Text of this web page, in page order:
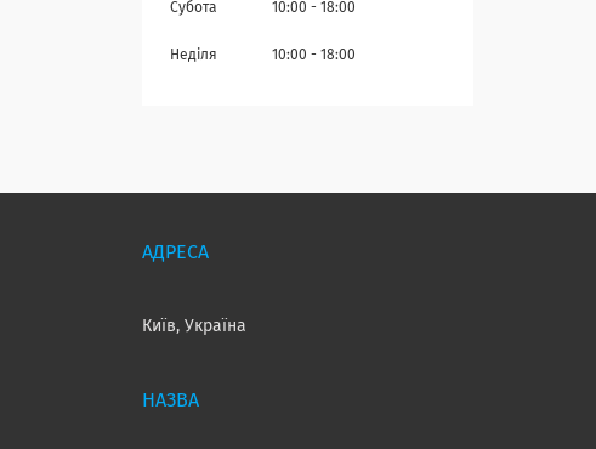
Субота 10:00 18:00
Неділя 10:00 18:00
Київ, Україна